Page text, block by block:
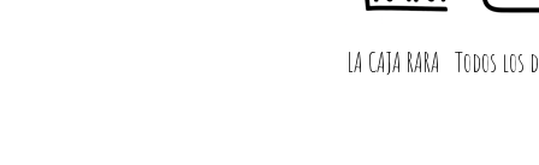
LA CAJA RARA Todos los